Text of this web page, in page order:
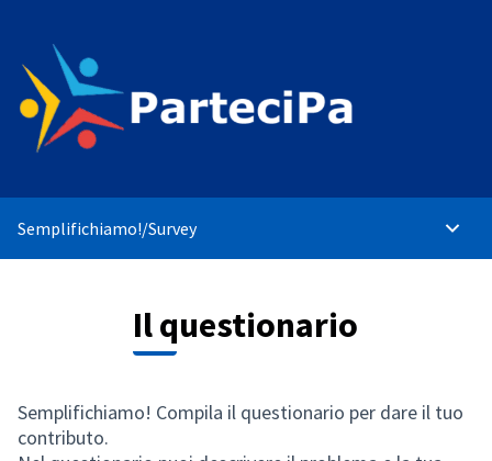
Semplifichiamo!/Survey Main
Il questionario
Semplifichiamo! Compila il questionario per dare il tuo
contributo.